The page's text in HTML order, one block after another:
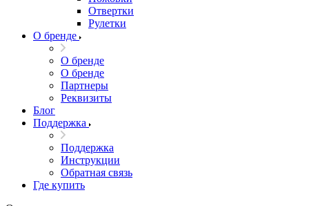
Отвертки
Рулетки
О бренде
О бренде
О бренде
Партнеры
Реквизиты
Блог
Поддержка
Поддержка
Инструкции
Обратная связь
Где купить